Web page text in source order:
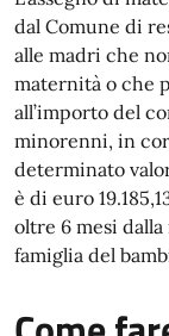
dal Comune di
alle madri che
maternità o che
all’importo del
minorenni, in
determinato
è di euro
oltre 6 mesi
famiglia del